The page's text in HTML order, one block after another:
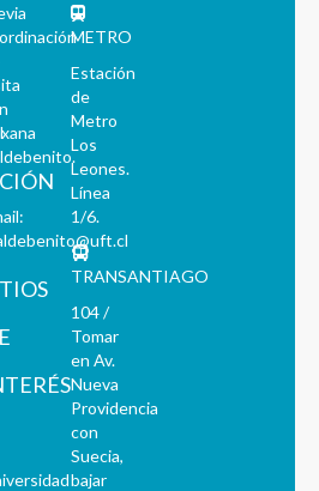
METRO
Estación
de
Metro
Los
Leones.
Línea
1/6.
TRANSANTIAGO
104 /
Tomar
en Av.
Nueva
Providencia
con
Suecia,
bajar